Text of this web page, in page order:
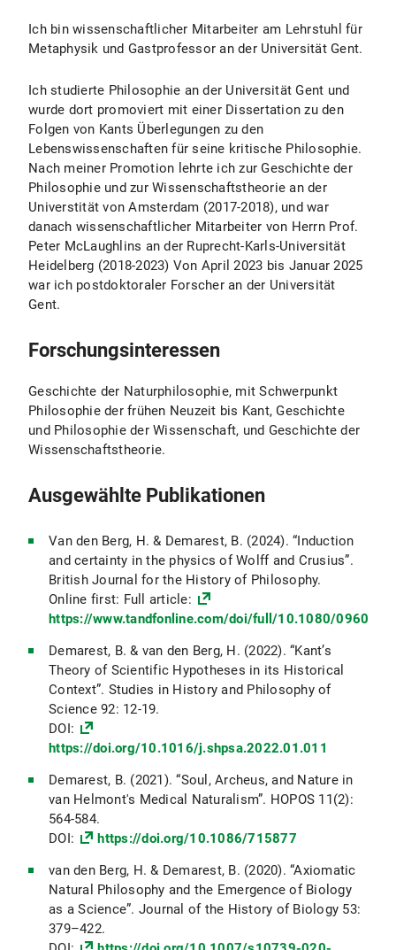
Ich bin wissenschaftlicher Mitarbeiter am Lehrstuhl für
Metaphysik und Gastprofessor an der Universität Gent.
Ich studierte Philosophie an der Universität Gent und
wurde dort promoviert mit einer Dissertation zu den
Folgen von Kants Überlegungen zu den
Lebenswissenschaften für seine kritische Philosophie.
Nach meiner Promotion lehrte ich zur Geschichte der
Philosophie und zur Wissenschaftstheorie an der
Universtität von Amsterdam (2017-2018), und war
danach wissenschaftlicher Mitarbeiter von Herrn Prof.
Peter McLaughlins an der Ruprecht-Karls-Universität
Heidelberg (2018-2023) Von April 2023 bis Januar 2025
war ich postdoktoraler Forscher an der Universität
Gent.
Forschungsinteressen
Geschichte der Naturphilosophie, mit Schwerpunkt
Philosophie der frühen Neuzeit bis Kant, Geschichte
und Philosophie der Wissenschaft, und Geschichte der
Wissenschaftstheorie.
Ausgewählte Publikationen
Van den Berg, H. & Demarest, B. (2024). “Induction
and certainty in the physics of Wolff and Crusius”.
British Journal for the History of Philosophy.
Online first: Full article:
https://www.tandfonline.com/doi/full/10.1080/
Demarest, B. & van den Berg, H. (2022). “Kant’s
Theory of Scientific Hypotheses in its Historical
Context”. Studies in History and Philosophy of
Science 92: 12-19.
DOI:
https://doi.org/10.1016/j.shpsa.2022.01.011
Demarest, B. (2021). “Soul, Archeus, and Nature in
van Helmont's Medical Naturalism”. HOPOS 11(2):
564-584.
DOI:
https://doi.org/10.1086/715877
van den Berg, H. & Demarest, B. (2020). “Axiomatic
Natural Philosophy and the Emergence of Biology
as a Science”. Journal of the History of Biology 53:
379–422.